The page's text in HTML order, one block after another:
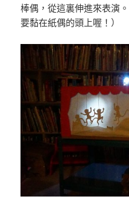
棒偶，從這裏伸進來表演
要黏在紙偶的頭上喔！）